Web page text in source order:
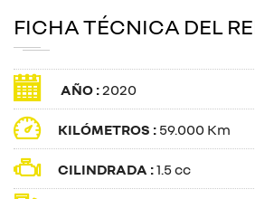
FICHA TÉCNICA DEL
AÑO :2020
KILÓMETROS : 59.000 Km
CILINDRADA :1.5 cc